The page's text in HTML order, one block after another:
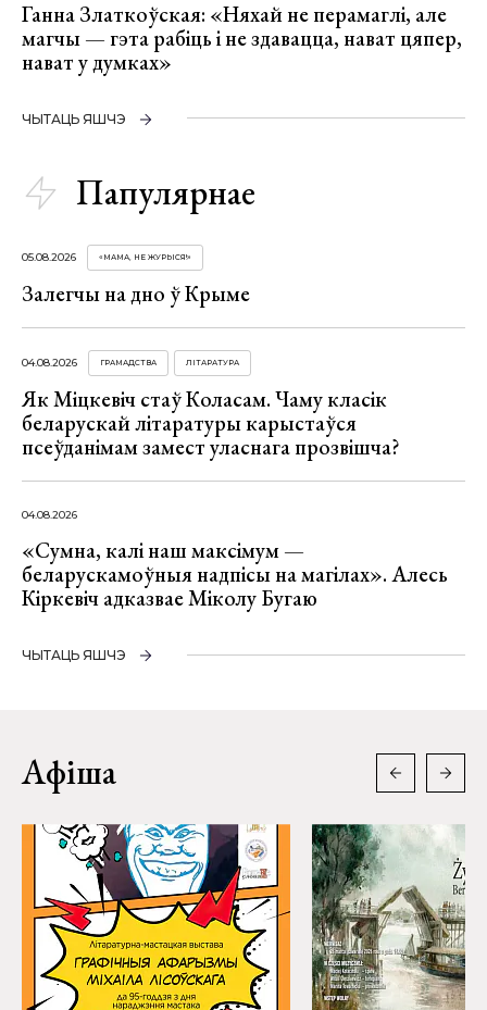
Ганна Златкоўская: «Няхай не перамаглі, але
магчы — гэта рабіць і не здавацца, нават цяпер,
нават у думках»
ЧЫТАЦЬ ЯШЧЭ
Папулярнае
05.08.2026 «МАМА, НЕ ЖУРЫСЯ!»
Залегчы на дно ў Крыме
04.08.2026 ГРАМАДСТВА ЛІТАРАТУРА
Як Міцкевіч стаў Коласам. Чаму класік
беларускай літаратуры карыстаўся
псеўданімам замест уласнага прозвішча?
04.08.2026
«Сумна, калі наш максімум —
беларускамоўныя надпісы на магілах». Алесь
Кіркевіч адказвае Міколу Бугаю
ЧЫТАЦЬ ЯШЧЭ
Афіша